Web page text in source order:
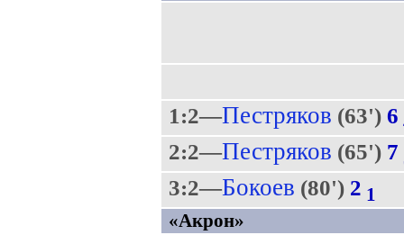
1:2—Пестряков (63') 6
2:2—Пестряков (65') 7
3:2—Бокоев (80') 2 1
«Акрон»